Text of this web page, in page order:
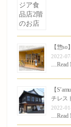
【惣
2022-
…Read
【
チレス
2022-
…Read